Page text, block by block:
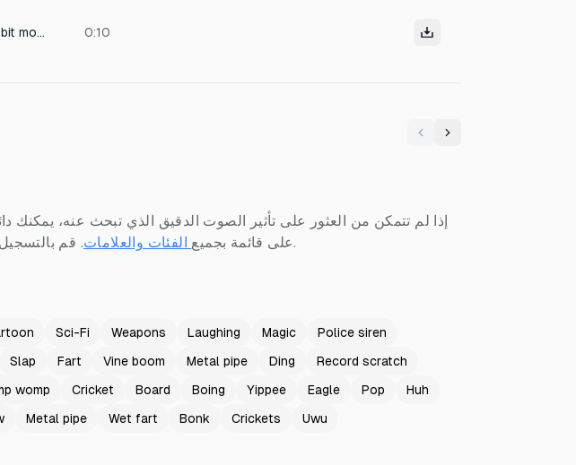
create the same spring bounce sound but lower and with a bit more reverb. 0:10
Previous
Next
إذا لم تتمكن من العثور على تأثير الصوت الدقيق الذي تبحث عنه، يمكنك
على قائمة بجميع الفئات والعلامات. قم بالتسجيل للحصول على حساب وابدأ في إنشاء تأثيرات الصوت الخاصة بك من نصوصك المحددة.
Sci-Fi Weapons Laughing Magic
Police siren
Slap Fart Vine boom Metal pipe Ding
Record scratch
womp Cricket Board Boing Yippee Eagle Pop
Huh
Metal pipe Wet fart Bonk Crickets Uwu